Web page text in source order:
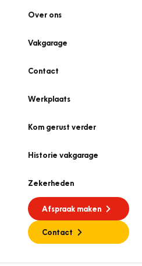
Over ons
Vakgarage
Contact
Werkplaats
Kom gerust verder
Historie vakgarage
Zekerheden
Afspraak maken
Contact